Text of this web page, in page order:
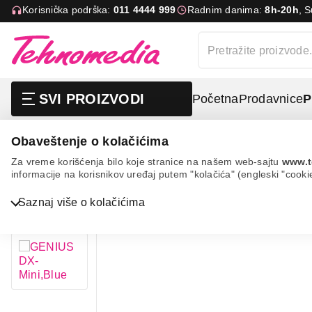
Obaveštenje o kolačićima
Za vreme korišćenja bilo koje stranice na našem web-sajtu
informacije na korisnikov uređaj putem "kolačića" (engleski
Saznaj više o kolačićima
Korisnička podrška: 011 4444 999 Radnim danima:8h-20h ,
SVI PROIZVODI PočetnaProdavnice
Bela tehnika
IT & Gaming
Mobilni telefoni i tableti
It & gaming Periferije